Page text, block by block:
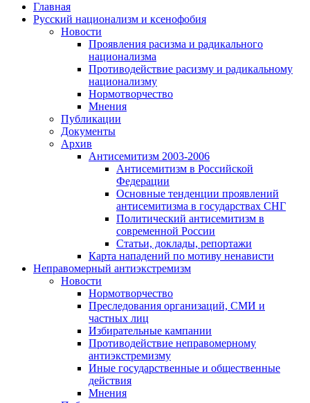
Главная
Русский национализм и ксенофобия
Новости
Проявления расизма и радикального
национализма
Противодействие расизму и радикальному
национализму
Нормотворчество
Мнения
Публикации
Документы
Архив
Антисемитизм 2003-2006
Антисемитизм в Российской
Федерации
Основные тенденции проявлений
антисемитизма в государствах СНГ
Политический антисемитизм в
современной России
Статьи, доклады, репортажи
Карта нападений по мотиву ненависти
Неправомерный антиэкстремизм
Новости
Нормотворчество
Преследования организаций, СМИ и
частных лиц
Избирательные кампании
Противодействие неправомерному
антиэкстремизму
Иные государственные и общественные
действия
Мнения